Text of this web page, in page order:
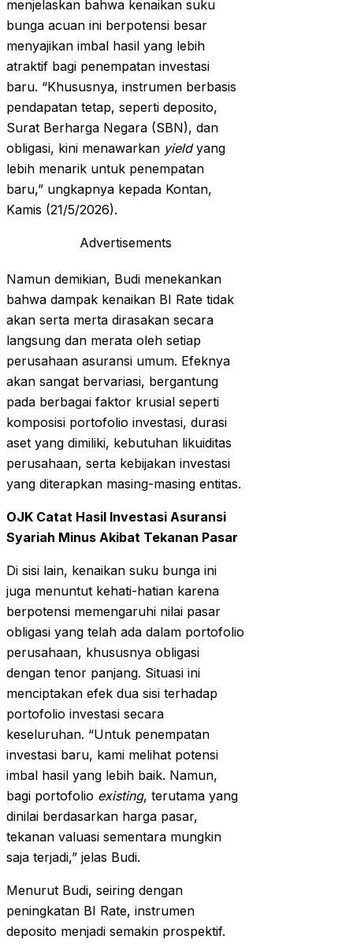
menjelaskan bahwa kenaikan suku
bunga acuan ini berpotensi besar
menyajikan imbal hasil yang lebih
atraktif bagi penempatan investasi
baru. “Khususnya, instrumen berbasis
pendapatan tetap, seperti deposito,
Surat Berharga Negara (SBN), dan
obligasi, kini menawarkan yieldyang
lebih menarik untuk penempatan
baru,” ungkapnya kepada Kontan,
Kamis (21/5/2026).
Advertisements
Namun demikian, Budi menekankan
bahwa dampak kenaikan BI Rate tidak
akan serta merta dirasakan secara
langsung dan merata oleh setiap
perusahaan asuransi umum. Efeknya
akan sangat bervariasi, bergantung
pada berbagai faktor krusial seperti
komposisi portofolio investasi, durasi
aset yang dimiliki, kebutuhan likuiditas
perusahaan, serta kebijakan investasi
yang diterapkan masing-masing entitas.
OJK Catat Hasil Investasi Asuransi
Syariah Minus Akibat Tekanan Pasar
Di sisi lain, kenaikan suku bunga ini
juga menuntut kehati-hatian karena
berpotensi memengaruhi nilai pasar
obligasi yang telah ada dalam portofolio
perusahaan, khususnya obligasi
dengan tenor panjang. Situasi ini
menciptakan efek dua sisi terhadap
portofolio investasi secara
keseluruhan. “Untuk penempatan
investasi baru, kami melihat potensi
imbal hasil yang lebih baik. Namun,
bagi portofolio existing, terutama yang
dinilai berdasarkan harga pasar,
tekanan valuasi sementara mungkin
saja terjadi,” jelas Budi.
Menurut Budi, seiring dengan
peningkatan BI Rate, instrumen
deposito menjadi semakin prospektif.